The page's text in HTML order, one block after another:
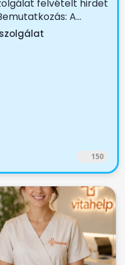
felvételt hirdet
A...
150